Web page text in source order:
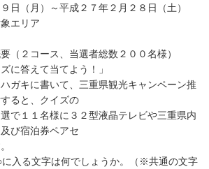
（月）～平成２７年２月２８日（土）
エリア
（２コース、当選者総数２００名様）
に答えて当てよう！」
キに書いて、三重県観光キャンペーン推
ると、クイズの
１１名様に３２型液晶テレビや三重県内
び宿泊券ペアセ
る文字は何でしょうか。（※共通の文字